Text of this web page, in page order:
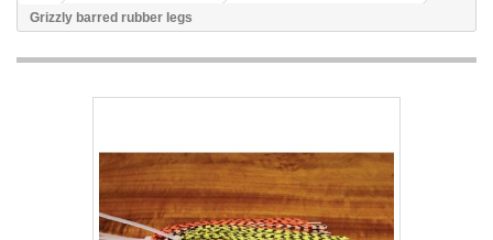
Grizzly barred rubber legs